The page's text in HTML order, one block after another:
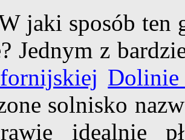
jaki sposób ten
Jednym z
solnisko
idealnie